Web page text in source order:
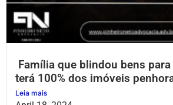
Família que blindou bens
terá 100% dos imóveis
Leia mais